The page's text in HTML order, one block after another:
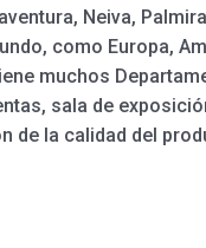
Neiva,
como Europa,
muchos
sala de
de la calidad del